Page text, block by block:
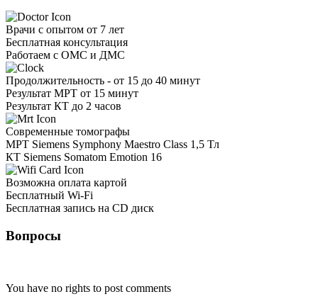
Врачи с опытом от 7 лет
Бесплатная консультация
Работаем с ОМС и ДМС
Продолжительность - от 15 до 40 минут
Результат МРТ от 15 минут
Результат КТ до 2 часов
Современные томографы
МРТ Siemens Symphony Maestro Class 1,5 Тл
КТ Siemens Somatom Emotion 16
Возможна оплата картой
Бесплатный Wi-Fi
Бесплатная запись на CD диск
Вопросы
You have no rights to post comments